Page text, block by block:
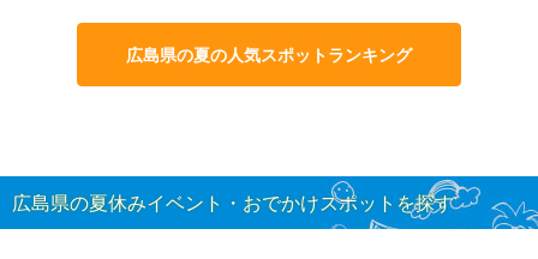
広島県の夏の人気スポットランキング
広島県の夏休みイベント・おでかけスポットを探す